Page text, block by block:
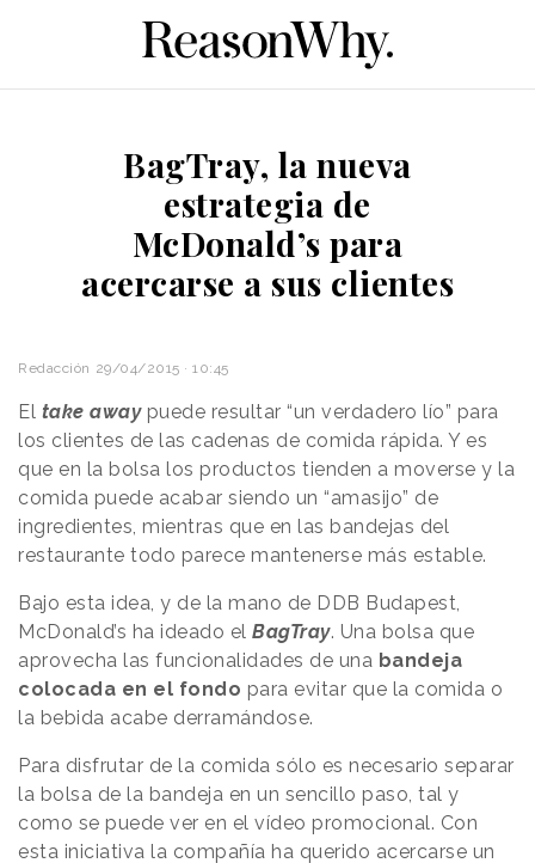
BagTray, la nueva
estrategia de
McDonald’s para
acercarse a sus clientes
Redacción 29/04/2015 · 10:45
El take awaypuede resultar “un verdadero lío” para
los clientes de las cadenas de comida rápida. Y es
que en la bolsa los productos tienden a moverse y la
comida puede acabar siendo un “amasijo” de
ingredientes, mientras que en las bandejas del
restaurante todo parece mantenerse más estable.
Bajo esta idea, y de la mano de DDB Budapest,
McDonald’s ha ideado el BagTray. Una bolsa que
aprovecha las funcionalidades de una bandeja
colocada en el fondo para evitar que la comida o
la bebida acabe derramándose.
Para disfrutar de la comida sólo es necesario separar
la bolsa de la bandeja en un sencillo paso, tal y
como se puede ver en el vídeo promocional. Con
esta iniciativa la compañía ha querido acercarse un